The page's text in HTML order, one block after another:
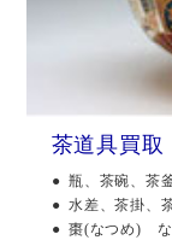
茶道具買取
瓶、茶碗、茶
水差、茶掛、
棗(なつめ)